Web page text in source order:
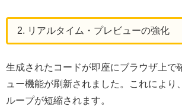
2. リアルタイム・プレビューの強化
生成されたコードが即座にブラウザ上で
ュー機能が刷新されました。これにより
ループが短縮されます。